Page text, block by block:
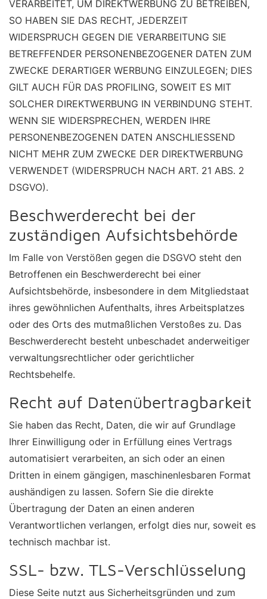
VERARBEITET, UM DIREKTWERBUNG ZU BETREIBEN,
SO HABEN SIE DAS RECHT, JEDERZEIT
WIDERSPRUCH GEGEN DIE VERARBEITUNG SIE
BETREFFENDER PERSONENBEZOGENER DATEN ZUM
ZWECKE DERARTIGER WERBUNG EINZULEGEN; DIES
GILT AUCH FÜR DAS PROFILING, SOWEIT ES MIT
SOLCHER DIREKTWERBUNG IN VERBINDUNG STEHT.
WENN SIE WIDERSPRECHEN, WERDEN IHRE
PERSONENBEZOGENEN DATEN ANSCHLIESSEND
NICHT MEHR ZUM ZWECKE DER DIREKTWERBUNG
VERWENDET (WIDERSPRUCH NACH ART. 21 ABS. 2
DSGVO).
Beschwerde­recht bei der
zuständigen Aufsichts­behörde
Im Falle von Verstößen gegen die DSGVO steht den
Betroffenen ein Beschwerderecht bei einer
Aufsichtsbehörde, insbesondere in dem Mitgliedstaat
ihres gewöhnlichen Aufenthalts, ihres Arbeitsplatzes
oder des Orts des mutmaßlichen Verstoßes zu. Das
Beschwerderecht besteht unbeschadet anderweitiger
verwaltungsrechtlicher oder gerichtlicher
Rechtsbehelfe.
Recht auf Daten­übertrag­barkeit
Sie haben das Recht, Daten, die wir auf Grundlage
Ihrer Einwilligung oder in Erfüllung eines Vertrags
automatisiert verarbeiten, an sich oder an einen
Dritten in einem gängigen, maschinenlesbaren Format
aushändigen zu lassen. Sofern Sie die direkte
Übertragung der Daten an einen anderen
Verantwortlichen verlangen, erfolgt dies nur, soweit es
technisch machbar ist.
SSL- bzw. TLS-Verschlüsselung
Diese Seite nutzt aus Sicherheitsgründen und zum